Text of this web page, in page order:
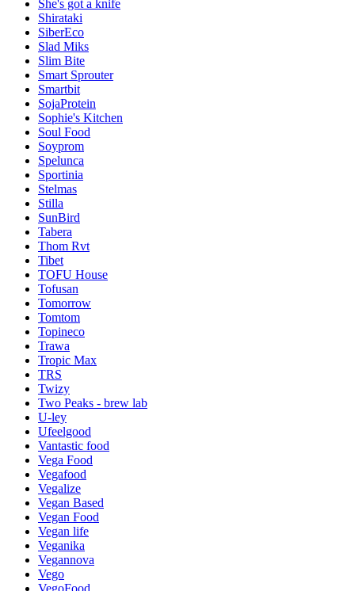
She's got a knife
Shirataki
SiberEco
Slad Miks
Slim Bite
Smart Sprouter
Smartbit
SojaProtein
Sophie's Kitchen
Soul Food
Soyprom
Spelunca
Sportinia
Stelmas
Stilla
SunBird
Tabera
Thom Rvt
Tibet
TOFU House
Tofusan
Tomorrow
Tomtom
Topineco
Trawa
Tropic Max
TRS
Twizy
Two Peaks - brew lab
U-ley
Ufeelgood
Vantastic food
Vega Food
Vegafood
Vegalize
Vegan Based
Vegan Food
Vegan life
Veganika
Vegannova
Vego